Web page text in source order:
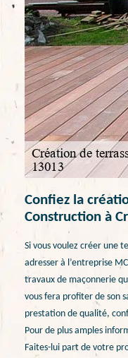
Confiez la
Construction à
Si vous voulez créer une
adresser à l’entreprise
travaux de maçonnerie
vous fera profiter de son
prestation de qualité,
Pour de plus amples
Faites-lui part de votre